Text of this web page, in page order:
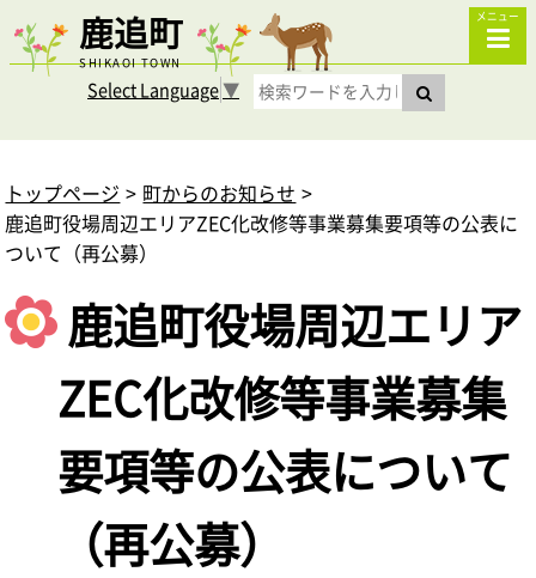
鹿追町
SHIKAOI TOWN
メニュー
Select Language▼
トップページ
町からのお知らせ
鹿追町役場周辺エリアZEC化改修等事業募集要項等の公表に
ついて（再公募）
鹿追町役場周辺エリア
ZEC化改修等事業募集
要項等の公表について
（再公募）